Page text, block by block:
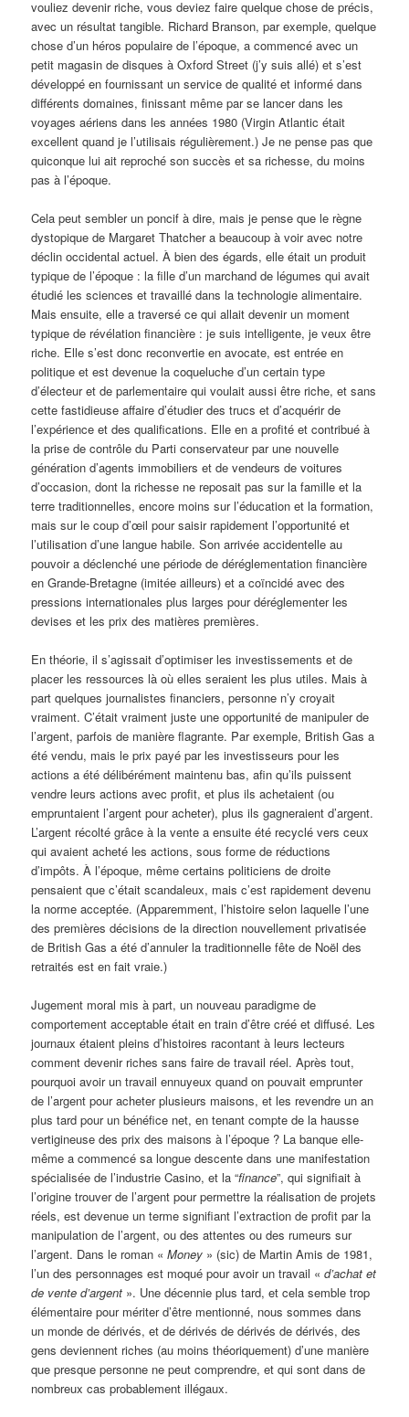
vouliez devenir riche, vous deviez faire quelque chose de précis,
avec un résultat tangible. Richard Branson, par exemple, quelque
chose d’un héros populaire de l’époque, a commencé avec un
petit magasin de disques à Oxford Street (j’y suis allé) et s’est
développé en fournissant un service de qualité et informé dans
différents domaines, finissant même par se lancer dans les
voyages aériens dans les années 1980 (Virgin Atlantic était
excellent quand je l’utilisais régulièrement.) Je ne pense pas que
quiconque lui ait reproché son succès et sa richesse, du moins
pas à l’époque.
Cela peut sembler un poncif à dire, mais je pense que le règne
dystopique de Margaret Thatcher a beaucoup à voir avec notre
déclin occidental actuel. À bien des égards, elle était un produit
typique de l’époque : la fille d’un marchand de légumes qui avait
étudié les sciences et travaillé dans la technologie alimentaire.
Mais ensuite, elle a traversé ce qui allait devenir un moment
typique de révélation financière : je suis intelligente, je veux être
riche. Elle s’est donc reconvertie en avocate, est entrée en
politique et est devenue la coqueluche d’un certain type
d’électeur et de parlementaire qui voulait aussi être riche, et sans
cette fastidieuse affaire d’étudier des trucs et d’acquérir de
l’expérience et des qualifications. Elle en a profité et contribué à
la prise de contrôle du Parti conservateur par une nouvelle
génération d’agents immobiliers et de vendeurs de voitures
d’occasion, dont la richesse ne reposait pas sur la famille et la
terre traditionnelles, encore moins sur l’éducation et la formation,
mais sur le coup d’œil pour saisir rapidement l’opportunité et
l’utilisation d’une langue habile. Son arrivée accidentelle au
pouvoir a déclenché une période de déréglementation financière
en Grande-Bretagne (imitée ailleurs) et a coïncidé avec des
pressions internationales plus larges pour déréglementer les
devises et les prix des matières premières.
En théorie, il s’agissait d’optimiser les investissements et de
placer les ressources là où elles seraient les plus utiles. Mais à
part quelques journalistes financiers, personne n’y croyait
vraiment. C’était vraiment juste une opportunité de manipuler de
l’argent, parfois de manière flagrante. Par exemple, British Gas a
été vendu, mais le prix payé par les investisseurs pour les
actions a été délibérément maintenu bas, afin qu’ils puissent
vendre leurs actions avec profit, et plus ils achetaient (ou
empruntaient l’argent pour acheter), plus ils gagneraient d’argent.
L’argent récolté grâce à la vente a ensuite été recyclé vers ceux
qui avaient acheté les actions, sous forme de réductions
d’impôts. À l’époque, même certains politiciens de droite
pensaient que c’était scandaleux, mais c’est rapidement devenu
la norme acceptée. (Apparemment, l’histoire selon laquelle l’une
des premières décisions de la direction nouvellement privatisée
de British Gas a été d’annuler la traditionnelle fête de Noël des
retraités est en fait vraie.)
Jugement moral mis à part, un nouveau paradigme de
comportement acceptable était en train d’être créé et diffusé. Les
journaux étaient pleins d’histoires racontant à leurs lecteurs
comment devenir riches sans faire de travail réel. Après tout,
pourquoi avoir un travail ennuyeux quand on pouvait emprunter
de l’argent pour acheter plusieurs maisons, et les revendre un an
plus tard pour un bénéfice net, en tenant compte de la hausse
vertigineuse des prix des maisons à l’époque ? La banque elle-
même a commencé sa longue descente dans une manifestation
spécialisée de l’industrie Casino, et la “finance”, qui signifiait à
l’origine trouver de l’argent pour permettre la réalisation de projets
réels, est devenue un terme signifiant l’extraction de profit par la
manipulation de l’argent, ou des attentes ou des rumeurs sur
l’argent. Dans le roman «Money » (sic) de Martin Amis de 1981,
l’un des personnages est moqué pour avoir un travail «d’achat et
de vente d’argent ». Une décennie plus tard, et cela semble trop
élémentaire pour mériter d’être mentionné, nous sommes dans
un monde de dérivés, et de dérivés de dérivés de dérivés, des
gens deviennent riches (au moins théoriquement) d’une manière
que presque personne ne peut comprendre, et qui sont dans de
nombreux cas probablement illégaux.